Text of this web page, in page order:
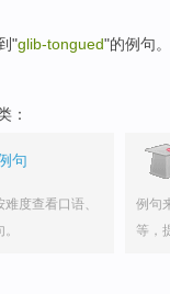
"glib-tongued"的例句。
：
句
度查看口语、
例句
等，